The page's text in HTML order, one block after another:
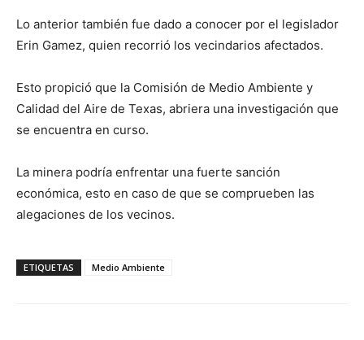
Lo anterior también fue dado a conocer por el legislador
Erin Gamez, quien recorrió los vecindarios afectados.
Esto propició que la Comisión de Medio Ambiente y
Calidad del Aire de Texas, abriera una investigación que
se encuentra en curso.
La minera podría enfrentar una fuerte sanción
económica, esto en caso de que se comprueben las
alegaciones de los vecinos.
ETIQUETAS Medio Ambiente